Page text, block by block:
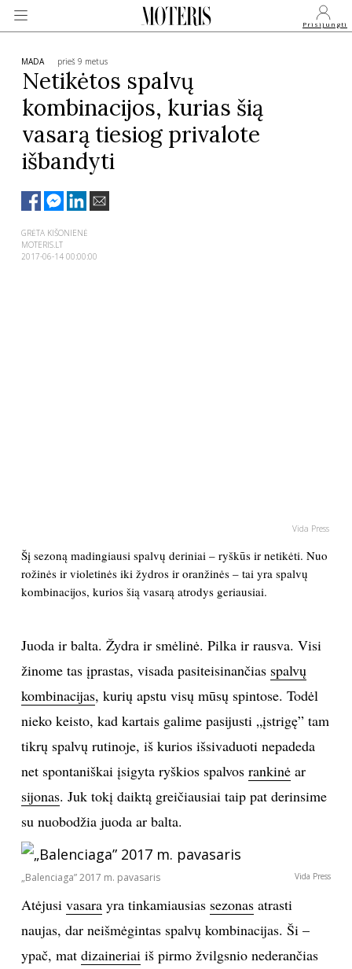
Prisijungti
VEIDAI
MONARCHIJA
MADA
GROŽIS
KULTŪRA
LAISVALAIKIS
KINAS
MUZIKA
SPORTAS
FOTOGRAFIJA
MENAS
ORAI
ĮDOMYBĖS
MADA prieš 9 metus
Netikėtos spalvų
kombinacijos, kurias šią
vasarą tiesiog privalote
išbandyti
GRĖTA KIŠONIENĖ
MOTERIS.LT
2017-06-14 00:00:00
Vida Press
Šį sezoną madingiausi spalvų deriniai – ryškūs ir netikėti. Nuo
rožinės ir violetinės iki žydros ir oranžinės – tai yra spalvų
kombinacijos, kurios šią vasarą atrodys geriausiai.
Juoda ir balta. Žydra ir smėlinė. Pilka ir rausva. Visi
žinome tas įprastas, visada pasiteisinančias spalvų
kombinacijas, kurių apstu visų mūsų spintose. Todėl
nieko keisto, kad kartais galime pasijusti „įstrigę” tam
tikrų spalvų rutinoje, iš kurios išsivaduoti nepadeda
net spontaniškai įsigyta ryškios spalvos rankinėar
sijonas. Juk tokį daiktą greičiausiai taip pat derinsime
su nuobodžia juoda ar balta.
„Balenciaga” 2017 m. pavasaris Vida Press
Atėjusi vasarayra tinkamiausias sezonasatrasti
naujas, dar neišmėgintas spalvų kombinacijas. Ši –
ypač, mat dizaineriaiiš pirmo žvilgsnio nederančias